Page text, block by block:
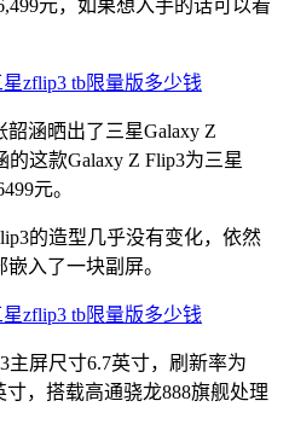
元，如果想入手的话可以看
涵晒出了三星Galaxy Z
这款Galaxy Z Flip3为三星
元。
的造型几乎没有变化，依然
入了一块副屏。
主屏尺寸6.7英寸，刷新率为
，搭载高通骁龙888旗舰处理